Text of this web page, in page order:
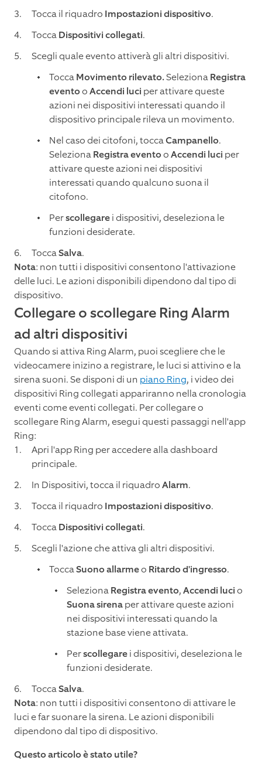
Tocca il riquadro Impostazioni dispositivo.
ToccaDispositivi collegati.
Scegli quale evento attiverà gli altri dispositivi.
ToccaMovimento rilevato.SelezionaRegistra
eventooAccendi luci per attivare queste
azioni nei dispositivi interessati quando il
dispositivo principale rileva un movimento.
Nel caso dei citofoni, toccaCampanello.
SelezionaRegistra eventooAccendi luci per
attivare queste azioni nei dispositivi
interessati quando qualcuno suona il
citofono.
Perscollegarei dispositivi, deseleziona le
funzioni desiderate.
ToccaSalva.
Nota: non tutti i dispositivi consentono l'attivazione
delle luci. Le azioni disponibili dipendono dal tipo di
dispositivo.
Collegare o scollegare Ring Alarm
ad altri dispositivi
Quando si attiva Ring Alarm, puoi scegliere che le
videocamere inizino a registrare, le luci si attivino e la
sirena suoni. Se disponi di un piano Ring, i video dei
dispositivi Ring collegati appariranno nella cronologia
eventi come eventi collegati. Per collegare o
scollegare Ring Alarm, esegui questi passaggi nell'app
Ring:
Apri l'app Ring per accedere alla dashboard
principale.
In Dispositivi, tocca il riquadroAlarm.
Tocca il riquadro Impostazioni dispositivo.
ToccaDispositivi collegati.
Scegli l'azione che attiva gli altri dispositivi.
ToccaSuono allarmeo Ritardo d'ingresso.
SelezionaRegistra evento,Accendi lucio
Suona sirenaper attivare queste azioni
nei dispositivi interessati quando la
stazione base viene attivata.
Perscollegarei dispositivi, deseleziona le
funzioni desiderate.
ToccaSalva.
Nota: non tutti i dispositivi consentono di attivare le
luci e far suonare la sirena. Le azioni disponibili
dipendono dal tipo di dispositivo.
Questo articolo è stato utile?